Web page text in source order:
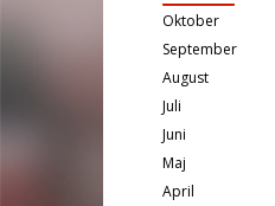
Oktober
September
August
Juli
Juni
Maj
April